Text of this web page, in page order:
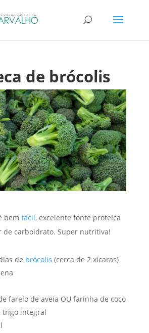
de brócolis
bem fácil, excelente fonte proteica
de carboidrato. Super nutritiva!
de brócolis (cerca de 2 xícaras)
farelo de aveia OU farinha de coco
trigo integral